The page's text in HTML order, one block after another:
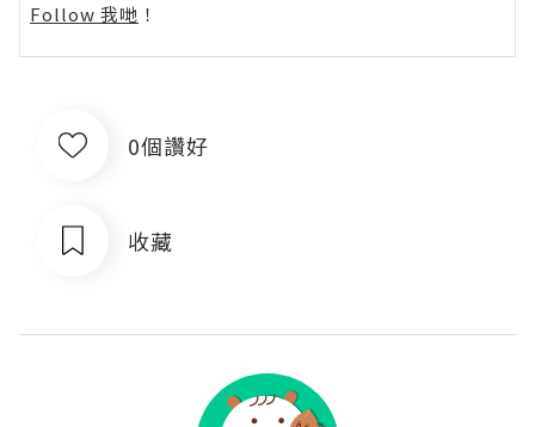
Follow 我哋 ！
0個讚好
收藏